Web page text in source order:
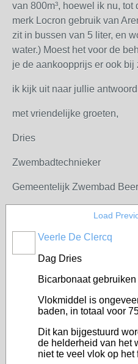
van 800m³, hoewel ik nu,
merk Locron gebruik van
zit in bussen van 5 liter, en
water.) Moest het voor de
je de aankoopprijs er ook bij
ik kijk uit naar jullie
met vriendelijke groeten,
Dries
Zwembadtechnieker
Gemeentelijk Zwembad
Load
Veerle De Clercq
Dag Dries
Bicarbonaat
Vlokmiddel is
baden, in totaal voor
Dit kan bijgestuurd
de helderheid van het
niet te veel vlok op